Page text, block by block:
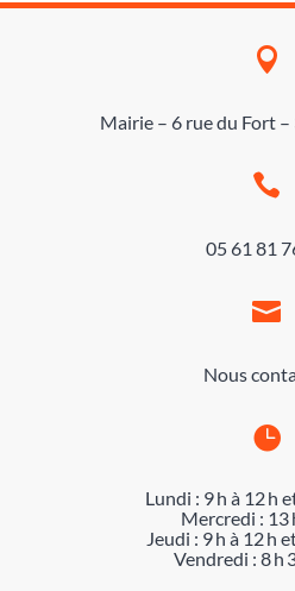

Mairie – 6 rue du Fort

05 61 81

Nous

Lundi : 9 h à 12 h
Mercredi : 13
Jeudi : 9 h à 12 h
Vendredi : 8 h